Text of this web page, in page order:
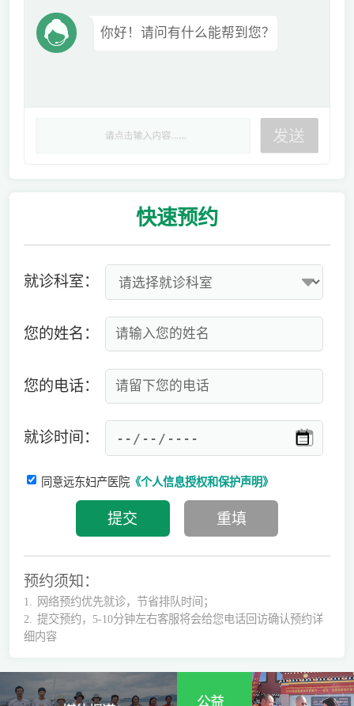
你好！请问有什么能帮到您？
快速预约
就诊科室：
您的姓名：
您的电话：
就诊时间：
同意远东妇产医院《个人信息授权和保护声明》
预约须知：
1.
网络预约优先就诊，节省排队时间；
2.
提交预约，5-10分钟左右客服将会给您电话回访确认预约详
细内容